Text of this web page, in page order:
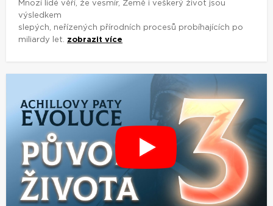
Mnozí lidé věří, že vesmír, Země i veškerý život jsou
výsledkem
slepých, neřízených přírodních procesů probíhajících po
miliardy let. zobrazit více